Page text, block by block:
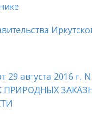
29 августа 2016
ПРИРОДНЫХ